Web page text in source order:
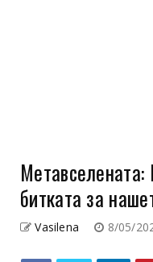
битката за
Vasilena 8/05/